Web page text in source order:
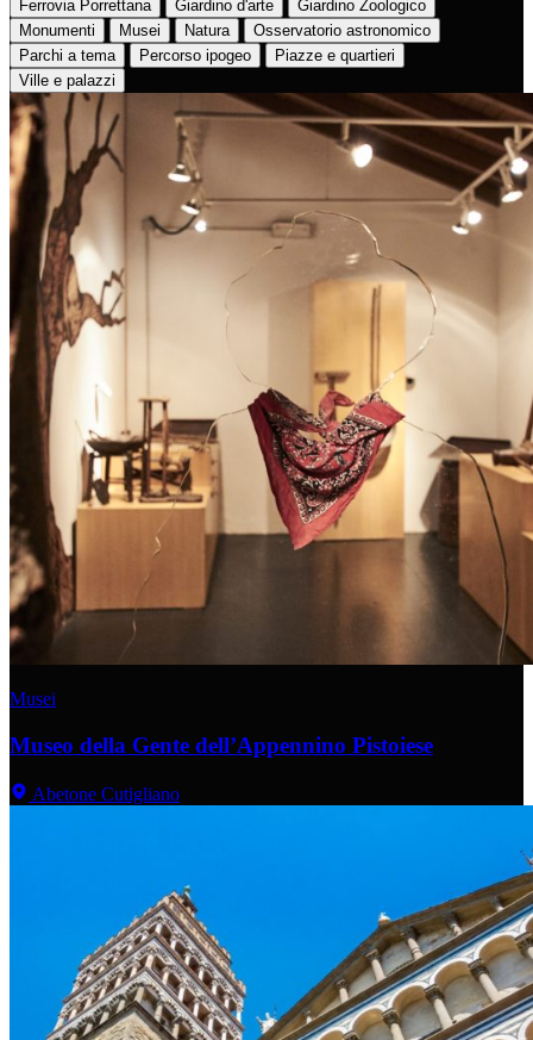
Ferrovia Porrettana
Giardino d'arte
Giardino Zoologico
Monumenti
Musei Natura
Osservatorio astronomico
Parchi a tema
Percorso ipogeo
Piazze e quartieri
Ville e palazzi
Musei
Museo della Gente dell’Appennino Pistoiese
Abetone Cutigliano